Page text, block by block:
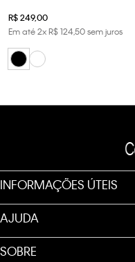
R$249,00
Em até2xR$12450sem juros
INFORMAÇÕES ÚTEIS
AJUDA
SOBRE